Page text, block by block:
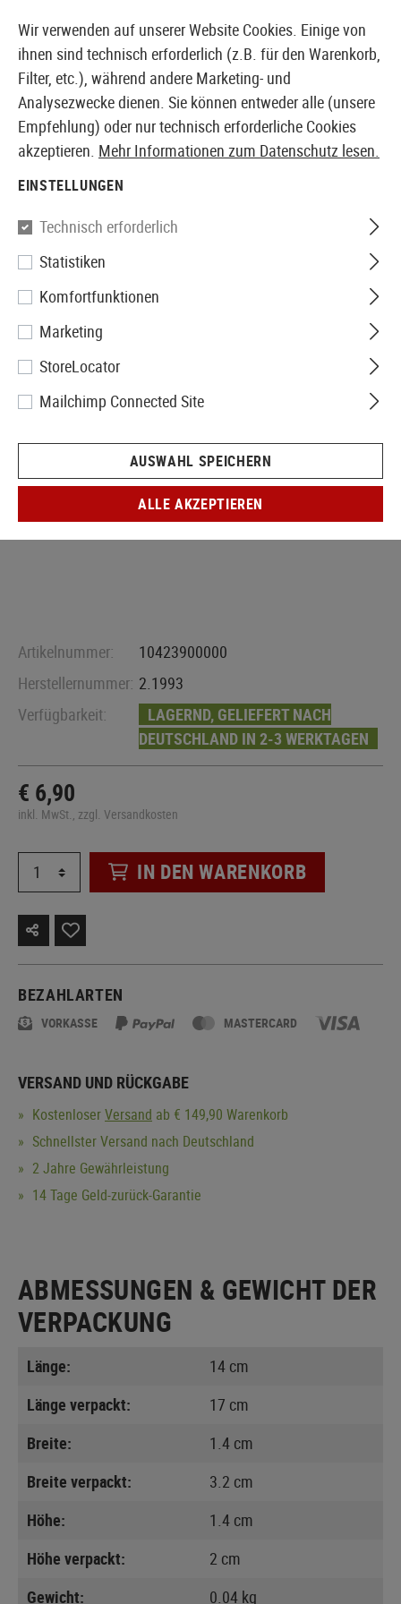
EUROPÄISCHER AIRSOFT SHOP & GROßHÄNDLER
Perfecta
Kubotan KB II
Artikelnummer:
10423900000
Herstellernummer: 2.1993
Verfügbarkeit:
LAGERND, GELIEFERT NACH
DEUTSCHLAND IN 2-3 WERKTAGEN
€ 6,90
inkl. MwSt., zzgl. Versandkosten
IN DEN WARENKORB
BEZAHLARTEN
VORKASSE MASTERCARD
VERSAND UND RÜCKGABE
KostenloserVersand ab € 149,90 Warenkorb
Schnellster Versand nach Deutschland
2 Jahre Gewährleistung
14 Tage Geld-zurück-Garantie
ABMESSUNGEN & GEWICHT DER
VERPACKUNG
Länge:
14 cm
Länge verpackt:
17 cm
Breite:
1.4 cm
Breite verpackt:
3.2 cm
Höhe:
1.4 cm
Höhe verpackt:
2 cm
Gewicht:
0.04 kg
Wir verwenden auf unserer Website Cookies. Einige von
ihnen sind technisch erforderlich (z.B. für den Warenkorb,
Filter, etc.), während andere Marketing- und
Analysezwecke dienen. Sie können entweder alle (unsere
Empfehlung) oder nur technisch erforderliche Cookies
akzeptieren. Mehr Informationen zum Datenschutz lesen.
EINSTELLUNGEN
Technisch erforderlich
Statistiken
Komfortfunktionen
Marketing
StoreLocator
Mailchimp Connected Site
AUSWAHL SPEICHERN
ALLE AKZEPTIEREN